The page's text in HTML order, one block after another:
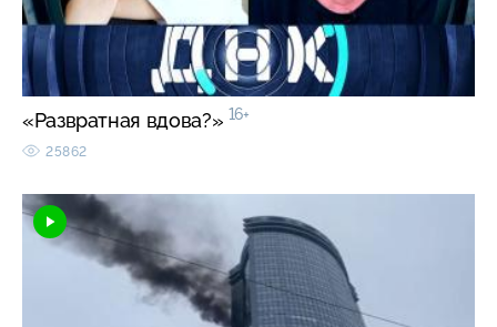
«Развратная вдова?» 16+
25862